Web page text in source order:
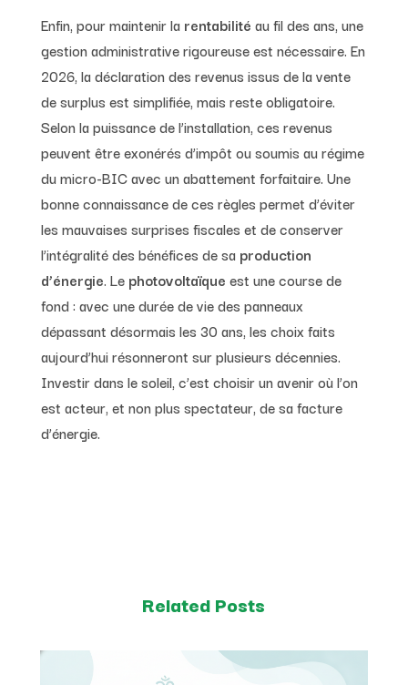
Enfin, pour maintenir la rentabilité au fil des ans, une
gestion administrative rigoureuse est nécessaire. En
2026, la déclaration des revenus issus de la vente
de surplus est simplifiée, mais reste obligatoire.
Selon la puissance de l’installation, ces revenus
peuvent être exonérés d’impôt ou soumis au régime
du micro-BIC avec un abattement forfaitaire. Une
bonne connaissance de ces règles permet d’éviter
les mauvaises surprises fiscales et de conserver
l’intégralité des bénéfices de sa production
d’énergie. Le photovoltaïque est une course de
fond : avec une durée de vie des panneaux
dépassant désormais les 30 ans, les choix faits
aujourd’hui résonneront sur plusieurs décennies.
Investir dans le soleil, c’est choisir un avenir où l’on
est acteur, et non plus spectateur, de sa facture
d’énergie.
Related Posts